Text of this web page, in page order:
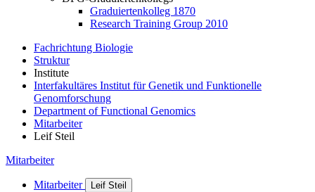
Graduiertenkolleg 1870
Research Training Group 2010
Fachrichtung Biologie
Struktur
Institute
Interfakultäres Institut für Genetik und Funktionelle
Genomforschung
Department of Functional Genomics
Mitarbeiter
Leif Steil
Mitarbeiter
Mitarbeiter Leif Steil